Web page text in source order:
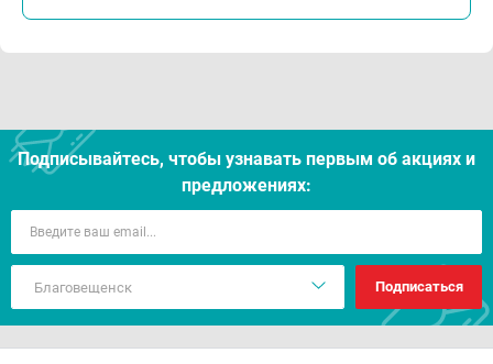
Подписывайтесь, чтобы узнавать первым об акцияx и
предложениях:
Подписаться